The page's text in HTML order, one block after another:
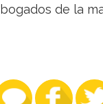
de la